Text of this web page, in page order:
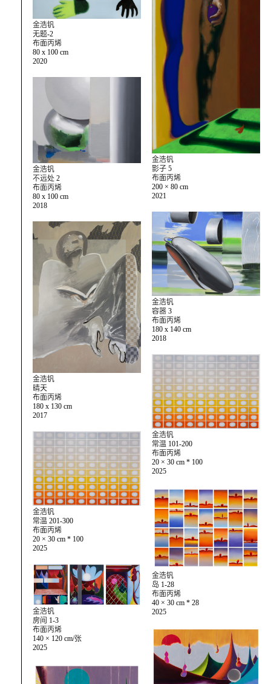
金浩钒
无题-2
布面丙烯
80 x 100 cm
2020
金浩钒
影子 5
布面丙烯
200 × 80 cm
2021
金浩钒
不远处 2
布面丙烯
80 x 100 cm
2018
金浩钒
容器 3
布面丙烯
180 x 140 cm
2018
金浩钒
晴天
布面丙烯
180 x 130 cm
2017
金浩钒
常温 101-200
布面丙烯
20 × 30 cm * 100
2025
金浩钒
常温 201-300
布面丙烯
20 × 30 cm * 100
2025
金浩钒
岛 1-28
布面丙烯
40 × 30 cm * 28
2025
金浩钒
房间 1-3
布面丙烯
140 × 120 cm/张
2025